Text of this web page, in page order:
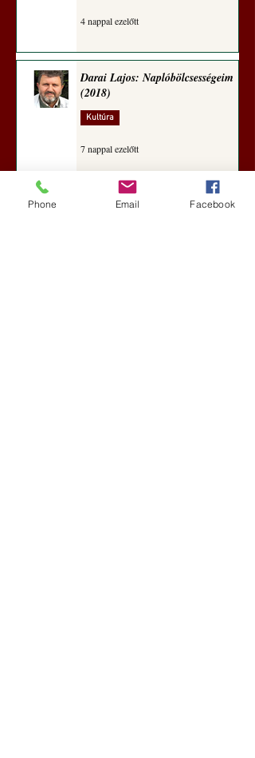
4 nappal ezelőtt
Darai Lajos: Naplóbölcsességeim
(2018)
Kultúra
7 nappal ezelőtt
Phone Email Facebook